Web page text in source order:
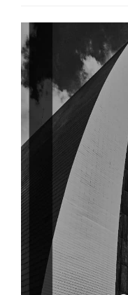
Barra
lateral
del
artículo